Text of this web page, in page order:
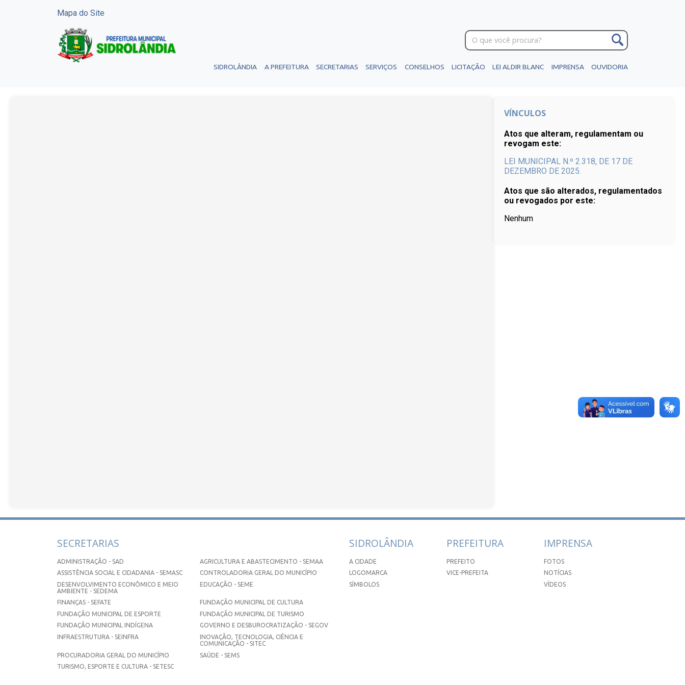
Mapa do Site
SIDROLÂNDIA A PREFEITURA SECRETARIAS SERVIÇOS CONSELHOS LICITAÇÃO LEI ALDIR BLANC IMPRENSA OUVIDORIA
VÍNCULOS
Atos que alteram, regulamentam ou
revogam este:
LEI MUNICIPAL N.º 2.318, DE 17 DE
DEZEMBRO DE 2025.
Atos que são alterados, regulamentados
ou revogados por este:
Nenhum
SECRETARIAS
ADMINISTRAÇÃO - SAD
AGRICULTURA E ABASTECIMENTO - SEMAA
ASSISTÊNCIA SOCIAL E CIDADANIA - SEMASC
CONTROLADORIA GERAL DO MUNICÍPIO
DESENVOLVIMENTO ECONÔMICO E MEIO
AMBIENTE - SEDEMA
EDUCAÇÃO - SEME
FINANÇAS - SEFATE
FUNDAÇÃO MUNICIPAL DE CULTURA
FUNDAÇÃO MUNICIPAL DE ESPORTE
FUNDAÇÃO MUNICIPAL DE TURISMO
FUNDAÇÃO MUNICIPAL INDÍGENA
GOVERNO E DESBUROCRATIZAÇÃO - SEGOV
INFRAESTRUTURA - SEINFRA
INOVAÇÃO, TECNOLOGIA, CIÊNCIA E
COMUNICAÇÃO - SITEC
PROCURADORIA GERAL DO MUNICÍPIO
SAÚDE - SEMS
TURISMO, ESPORTE E CULTURA - SETESC
SIDROLÂNDIA
A CIDADE
LOGOMARCA
SÍMBOLOS
PREFEITURA
PREFEITO
VICE-PREFEITA
IMPRENSA
FOTOS
NOTÍCIAS
VÍDEOS